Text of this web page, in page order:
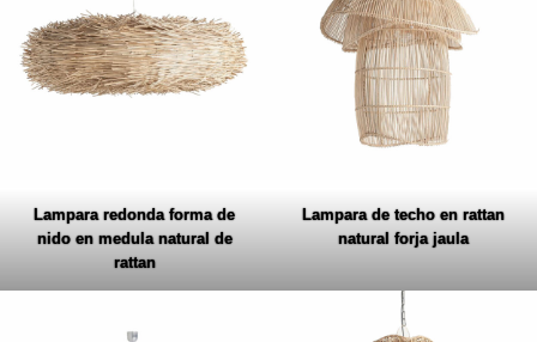
Lampara redonda forma de
nido en medula natural de
rattan
Lampara de techo en rattan
natural forja jaula